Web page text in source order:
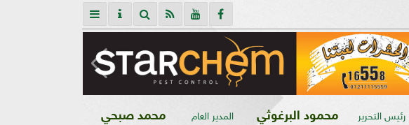
رئيس التحرير محمود البرغوثي المدير العام محمد صبحي